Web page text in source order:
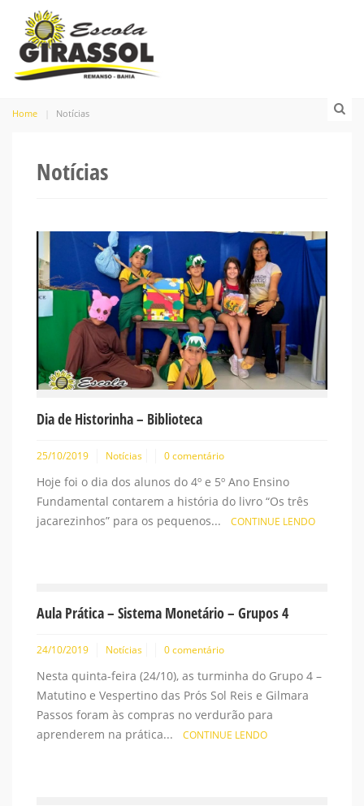
Home Notícias
Notícias
Dia de Historinha – Biblioteca
25/10/2019 Notícias 0 comentário
Hoje foi o dia dos alunos do 4º e 5º Ano Ensino
Fundamental contarem a história do livro “Os três
jacarezinhos” para os pequenos... CONTINUE LENDO
Aula Prática – Sistema Monetário – Grupos 4
24/10/2019 Notícias 0 comentário
Nesta quinta-feira (24/10), as turminha do Grupo 4 –
Matutino e Vespertino das Prós Sol Reis e Gilmara
Passos foram às compras no verdurão para
aprenderem na prática... CONTINUE LENDO